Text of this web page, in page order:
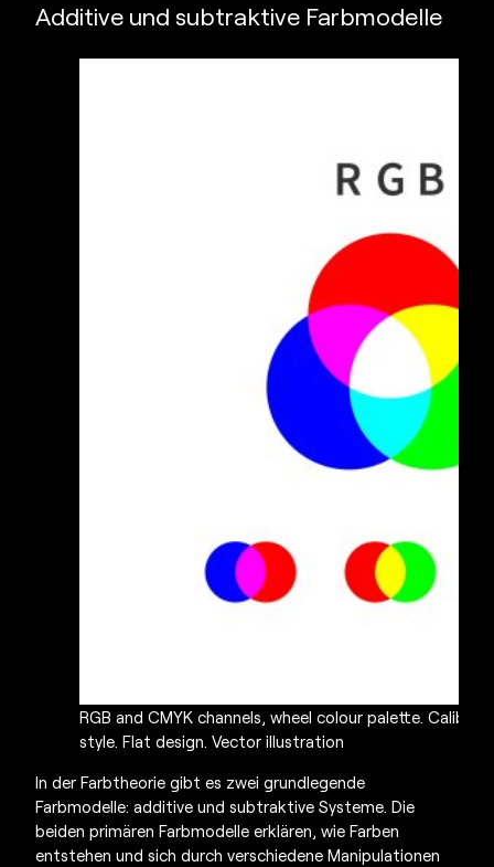
Additive und subtraktive Farbmodelle
RGB and CMYK channels, wheel colour palette.
style. Flat design. Vector illustration
In der Farbtheorie gibt es zwei grundlegende
Farbmodelle: additive und subtraktive Systeme. Die
beiden primären Farbmodelle erklären, wie Farben
entstehen und sich durch verschiedene Manipulationen